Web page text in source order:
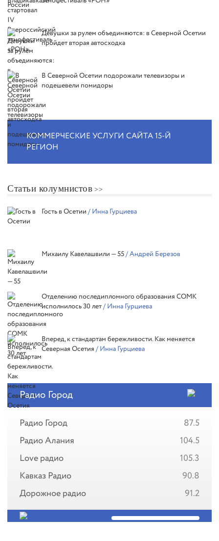
Девушки за рулем объединяются: в Северной Осетии
пройдет вторая автосходка
В Северной Осетии подорожали телевизоры и
подешевели помидоры
КОММЕРЧЕСКИЕ УСЛУГИ САЙТА 15-Й
РЕГИОН
Статьи колумнистов
Гость в Осетии / Инна Гурциева
Михаилу Кавелашвили — 55/ Андрей Березов
Отделению последипломного образования СОМК
исполнилось 30 лет/ Инна Гурциева
Вперед, к стандартам бережливости. Как меняется
Северная Осетия / Инна Гурциева
Радио Город
Радио Город
87.5
Радио Алания
104.5
Love радио
105.3
Кавказ Радио
90.8
Дорожное радио
91.2